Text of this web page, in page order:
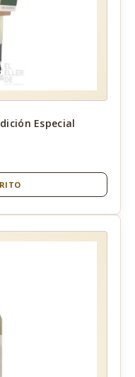
Especial